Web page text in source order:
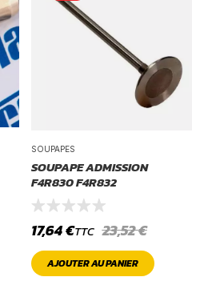
SOUPAPES
SOUPAPE ADMISSION
F4R830 F4R832
23,52€
17,64€TTC
AJOUTER AU PANIER